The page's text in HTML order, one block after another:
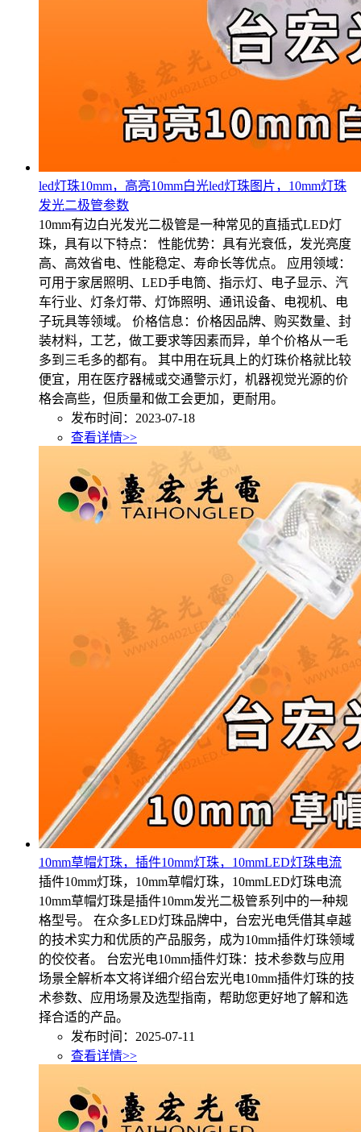
led灯珠10mm，高亮10mm白光led灯珠图片，10mm灯珠
发光二极管参数
10mm有边白光发光二极管是一种常见的直插式LED灯
珠，具有以下特点： 性能优势：具有光衰低，发光亮度
高、高效省电、性能稳定、寿命长等优点。 应用领域：
可用于家居照明、LED手电筒、指示灯、电子显示、汽
车行业、灯条灯带、灯饰照明、通讯设备、电视机、电
子玩具等领域。 价格信息：价格因品牌、购买数量、封
装材料，工艺，做工要求等因素而异，单个价格从一毛
多到三毛多的都有。 其中用在玩具上的灯珠价格就比较
便宜，用在医疗器械或交通警示灯，机器视觉光源的价
格会高些，但质量和做工会更加，更耐用。
发布时间：2023-07-18
查看详情>>
10mm草帽灯珠，插件10mm灯珠，10mmLED灯珠电流
插件10mm灯珠，10mm草帽灯珠，10mmLED灯珠电流
10mm草帽灯珠是插件10mm发光二极管系列中的一种规
格型号。 在众多LED灯珠品牌中，台宏光电凭借其卓越
的技术实力和优质的产品服务，成为10mm插件灯珠领域
的佼佼者。 台宏光电10mm插件灯珠：技术参数与应用
场景全解析本文将详细介绍台宏光电10mm插件灯珠的技
术参数、应用场景及选型指南，帮助您更好地了解和选
择合适的产品。
发布时间：2025-07-11
查看详情>>